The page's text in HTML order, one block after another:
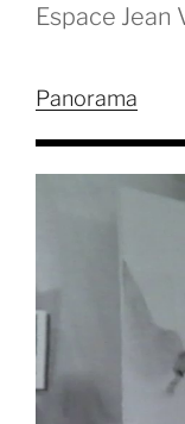
Espace Jean
Panorama